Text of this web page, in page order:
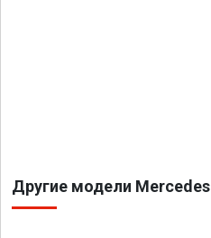
Другие модели Mercedes